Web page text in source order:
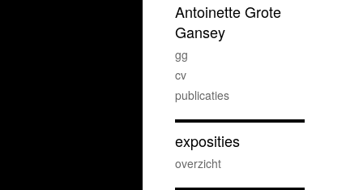
Antoinette Grote
Gansey
gg
cv
publicaties
exposities
overzicht